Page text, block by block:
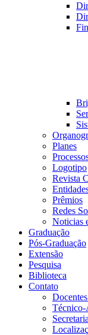
Planes
Logotipo
Revista
Prêmios
Redes
Noticias
Graduação
Pós-Graduação
Extensão
Pesquisa
Biblioteca
Contato